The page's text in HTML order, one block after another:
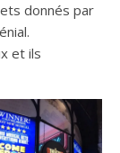
donnés par
et ils